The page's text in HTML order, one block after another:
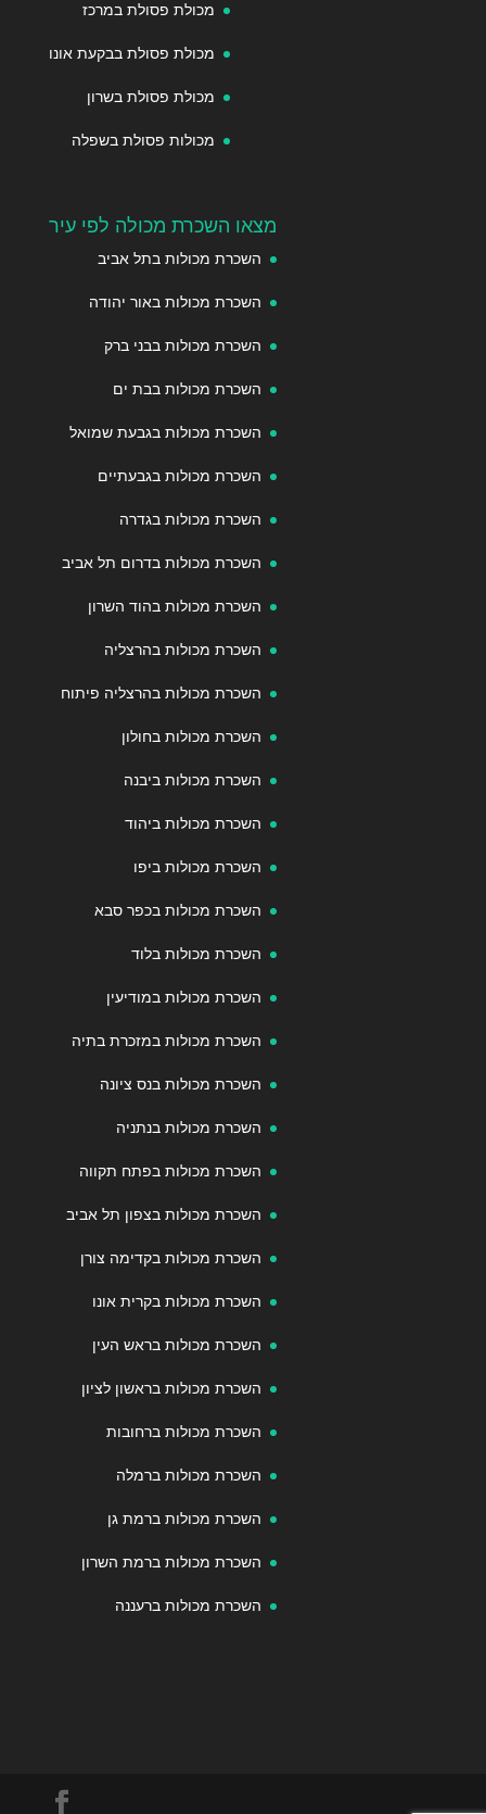
מכולת פסולת במרכז
מכולת פסולת בבקעת אונו
מכולת פסולת בשרון
מכולות פסולת בשפלה
מצאו השכרת מכולה לפי עיר
השכרת מכולות בתל אביב
השכרת מכולות באור יהודה
השכרת מכולות בבני ברק
השכרת מכולות בבת ים
השכרת מכולות בגבעת שמואל
השכרת מכולות בגבעתיים
השכרת מכולות בגדרה
השכרת מכולות בדרום תל אביב
השכרת מכולות בהוד השרון
השכרת מכולות בהרצליה
השכרת מכולות בהרצליה פיתוח
השכרת מכולות בחולון
השכרת מכולות ביבנה
השכרת מכולות ביהוד
השכרת מכולות ביפו
השכרת מכולות בכפר סבא
השכרת מכולות בלוד
השכרת מכולות במודיעין
השכרת מכולות במזכרת בתיה
השכרת מכולות בנס ציונה
השכרת מכולות בנתניה
השכרת מכולות בפתח תקווה
השכרת מכולות בצפון תל אביב
השכרת מכולות בקדימה צורן
השכרת מכולות בקרית אונו
השכרת מכולות בראש העין
השכרת מכולות בראשון לציון
השכרת מכולות ברחובות
השכרת מכולות ברמלה
השכרת מכולות ברמת גן
השכרת מכולות ברמת השרון
השכרת מכולות ברעננה